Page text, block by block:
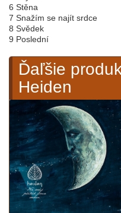
6 Stěna
7 Snažím se najít srdce
8 Svědek
9 Poslední
Ďaľšie
Heiden